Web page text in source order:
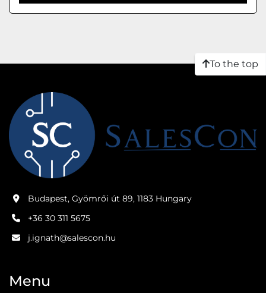
To the top
Budapest, Gyömrői út 89, 1183 Hungary
+36 30 311 5675
j.ignath@salescon.hu
Menu